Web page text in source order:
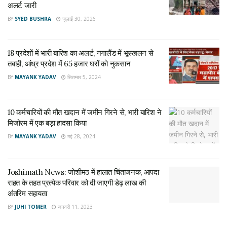
प्रशासन ने बुधवार दोपहर करीब तीन बजे नए ताराकोट-भवन मार्ग को बंद
किया। इससे पहले मंगलवार रात भी खराब मौसम और भूस्खलन के कारण इस
मार्ग को बंद करना पड़ा था। बुधवार सुबह सफाई के बाद इसे फिर से खोल
हेलीकॉप्टर और रोपवे सेवा पर भी असर
तक चलने वाली रोपवे सेवा भी कुछ घंटों के लिए प्रभावित रही। मौसम में
सुधार होने के बाद शाम करीब पांच बजे रोपवे सेवा दोबारा शुरू कर दी गई।
बुजुर्ग श्रद्धालुओं को सबसे ज्यादा परेशानी
अलर्ट जारी
BY SYED BUSHRA जुलाई 30, 2026
18 प्रदेशों में भारी बारिश का अलर्ट, नगालैंड में भूस्खलन से
तबाही, आंध्र प्रदेश में 65 हजार घरों को नुकसान
BY MAYANK YADAV सितम्बर 5, 2024
10 कर्मचारियों की मौत खदान में जमीन गिरने से, भारी बारिश ने
मिजोरम में एक बड़ा हादसा किया
BY MAYANK YADAV मई 28, 2024
Joshimath News: जोशीमठ में हालात चिंताजनक, आपदा
राहत के तहत प्रत्येक परिवार को दी जाएगी डेढ़ लाख की
अंतरिम सहायता
BY JUHI TOMER जनवरी 11, 2023